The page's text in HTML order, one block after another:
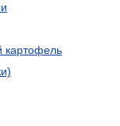
картофель